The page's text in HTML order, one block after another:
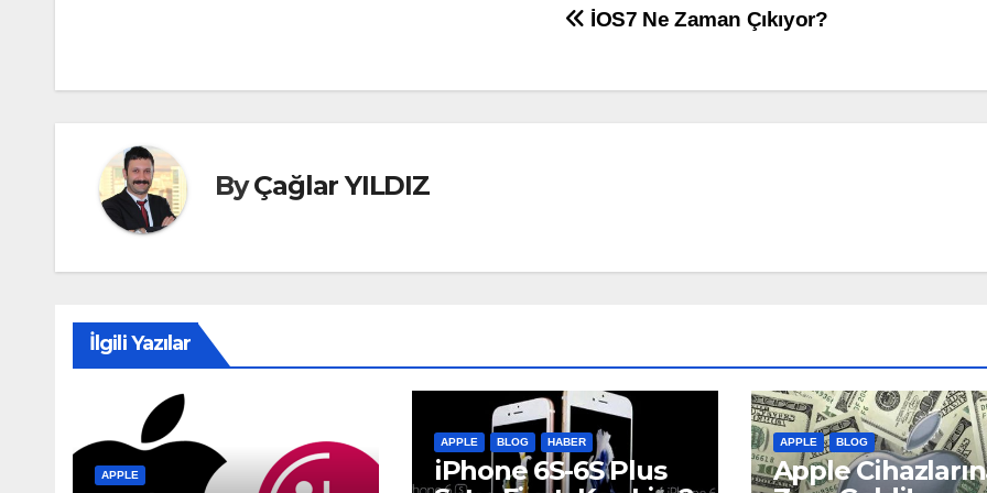
İOS7 Ne Zaman Çıkıyor?
ByÇağlar YILDIZ
İlgili Yazılar
APPLE
APPLE BLOG HABER
iPhone 6S-6S Plus
APPLE BLOG
Apple